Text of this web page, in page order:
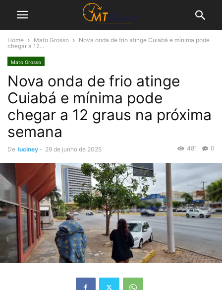
Home Mato Grosso
Nova onda de frio atinge Cuiabá e mínima pode
chegar a 12...
Mato Grosso
Nova onda de frio atinge
Cuiabá e mínima pode
chegar a 12 graus na próxima
semana
De luciney - 29 de junho de 2025 0
481